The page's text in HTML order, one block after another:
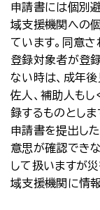
申請書には個別
域支援機関への
ています。同意
登録対象者が登
ない時は、成年
佐人、補助人も
録するものとしま
申請書を提出し
意思が確認でき
して扱いますが
域支援機関に情報